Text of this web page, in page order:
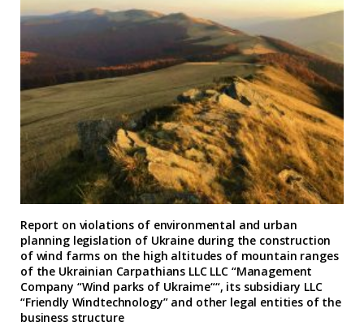
Report on violations of environmental and urban
planning legislation of Ukraine during the construction
of wind farms on the high altitudes of mountain ranges
of the Ukrainian Carpathians LLC LLC “Management
Company “Wind parks of Ukraime““, its subsidiary LLC
“Friendly Windtechnology” and other legal entities of the
business structure